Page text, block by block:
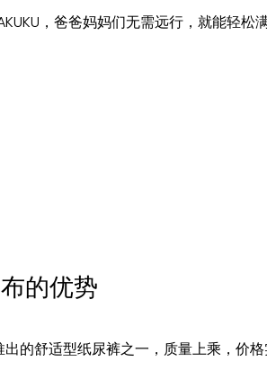
，爸爸妈妈们无需远行，就能轻
的优势
出的舒适型纸尿裤之一，质量上乘，